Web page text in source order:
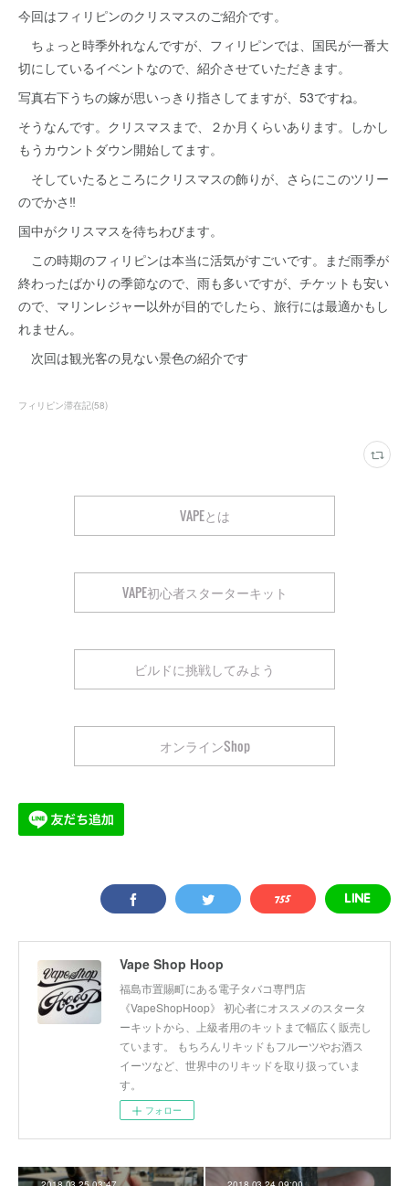
今回はフィリピンのクリスマスのご紹介です。
ちょっと時季外れなんですが、フィリピンでは、国民が一番大
切にしているイベントなので、紹介させていただきます。
写真右下うちの嫁が思いっきり指さしてますが、53ですね。
そうなんです。クリスマスまで、２か月くらいあります。しかし
もうカウントダウン開始してます。
そしていたるところにクリスマスの飾りが、さらにこのツリー
のでかさ‼
国中がクリスマスを待ちわびます。
この時期のフィリピンは本当に活気がすごいです。まだ雨季が
終わったばかりの季節なので、雨も多いですが、チケットも安い
ので、マリンレジャー以外が目的でしたら、旅行には最適かもし
れません。
次回は観光客の見ない景色の紹介です
フィリピン滞在記(58)
VAPEとは
VAPE初心者スターターキット
ビルドに挑戦してみよう
オンラインShop
Vape Shop Hoop
福島市置賜町にある電子タバコ専門店
《VapeShopHoop》 初心者にオススメのスタータ
ーキットから、上級者用のキットまで幅広く販売し
ています。 もちろんリキッドもフルーツやお酒ス
イーツなど、世界中のリキッドを取り扱っていま
す。
フォロー